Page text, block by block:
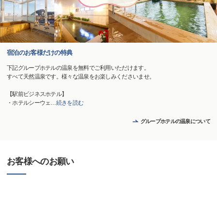
宿泊のお客様だけの特典
下記グループホテルの温泉を無料でご利用いただけます。
すべて天然温泉です。様々な温泉をお楽しみくださいませ。
【駅前ビジネスホテル】
・ホテルシーウェ…続きを読む
グループホテルの温泉について
お客様へのお願い